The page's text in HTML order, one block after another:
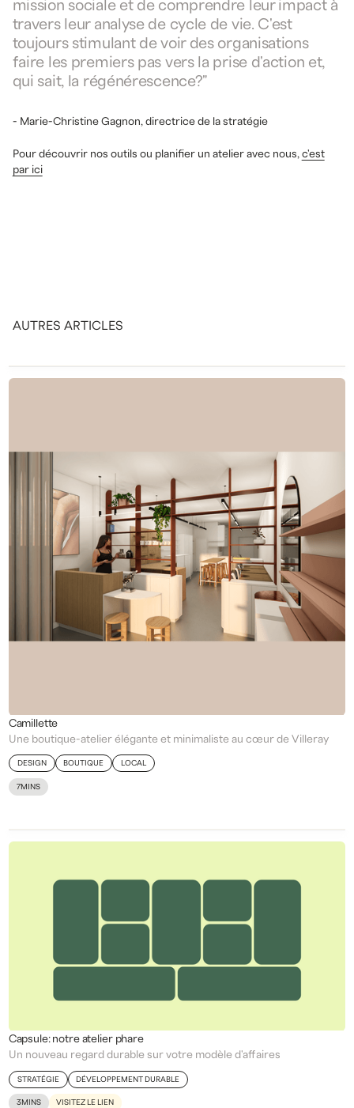
mission sociale et de comprendre leur impact à
travers leur analyse de cycle de vie. C'est
toujours stimulant de voir des organisations
faire les premiers pas vers la prise d'action et,
qui sait, la régénérescence?"
- Marie-Christine Gagnon, directrice de la stratégie
Pour découvrir nos outils ou planifier un atelier avec nous, c'est
par ici
AUTRES ARTICLES
Camillette
Une boutique-atelier élégante et minimaliste au cœur de Villeray
DESIGN BOUTIQUE LOCAL
7MINS
Capsule: notre atelier phare
Un nouveau regard durable sur votre modèle d'affaires
STRATÉGIE DÉVELOPPEMENT DURABLE
3MINS VISITEZ LE LIEN